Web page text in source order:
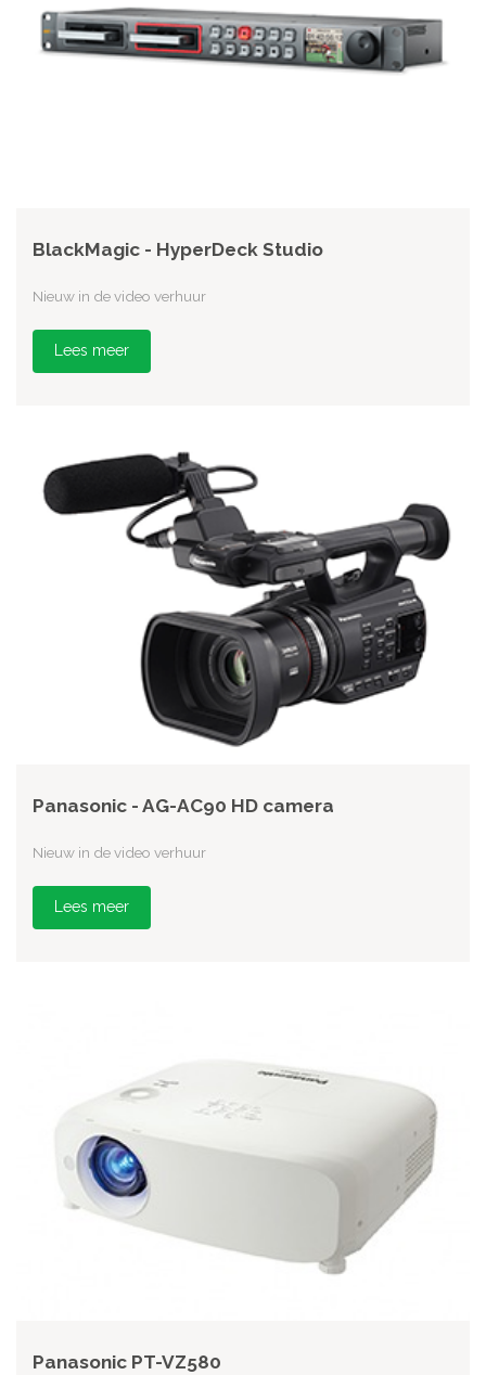
BlackMagic - HyperDeck Studio
Nieuw in de video verhuur
Lees meer
Panasonic - AG-AC90 HD camera
Nieuw in de video verhuur
Lees meer
Panasonic PT-VZ580